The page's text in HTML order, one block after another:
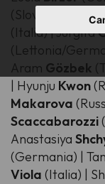
(Slovenia) |
(Italia) | Jurgita
(Lettonia/
Aram Gözbek
| Hyunju Kwon
Makarova
Scaccabarozzi
Anastasiya
(Germania) |
Viola (Italia) |